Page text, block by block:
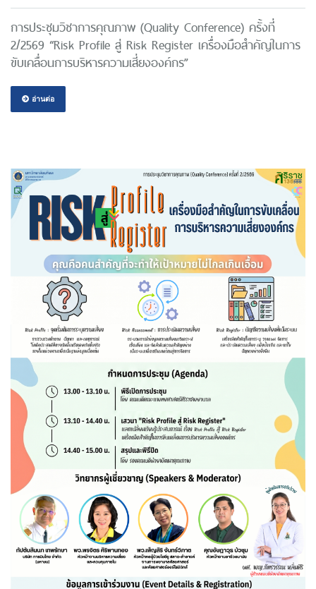
การประชุมวิชาการคุณภาพ (Quality Conference) ครั้งที่
2/2569 “Risk Profile สู่ Risk Register เครื่องมือสำคัญในการ
ขับเคลื่อนการบริหารความเสี่ยงองค์กร”
อ่านต่อ